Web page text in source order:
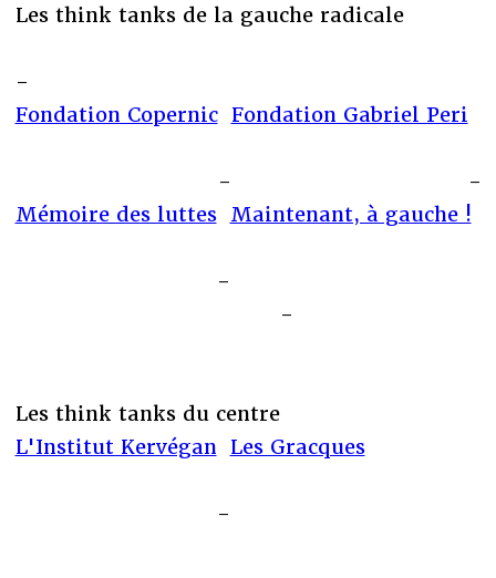
Les think tanks de la gauche radicale
-
Fondation Copernic
-
Fondation Gabriel Peri
-
Mémoire des luttes
-
Maintenant, à gauche !
Les think tanks du centre
-
L'Institut Kervégan
-
Les Gracques